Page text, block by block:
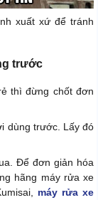
xuất xứ để tránh
trước
thì đừng chốt đơn
dùng trước. Lấy đó
Để đơn giản hóa
hãng máy rửa xe
máy rửa xe